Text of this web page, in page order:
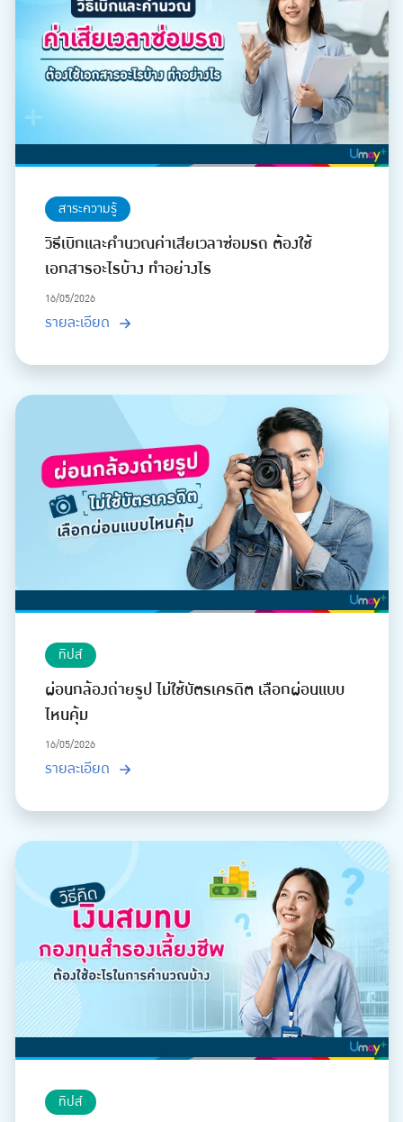
สาระความรู้
วิธีเบิกและคำนวณค่าเสียเวลาซ่อมรถ ต้องใช้
เอกสารอะไรบ้าง ทำอย่างไร
16/05/2026
รายละเอียด
ทิปส์
ผ่อนกล้องถ่ายรูป ไม่ใช้บัตรเครดิต เลือกผ่อนแบบ
ไหนคุ้ม
16/05/2026
รายละเอียด
ทิปส์